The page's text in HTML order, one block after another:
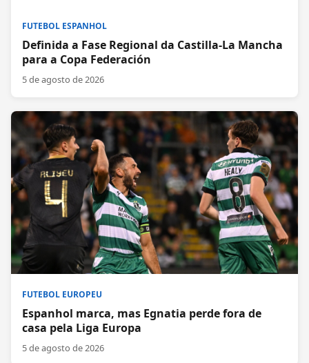
FUTEBOL ESPANHOL
Definida a Fase Regional da Castilla-La Mancha
para a Copa Federación
5 de agosto de 2026
FUTEBOL EUROPEU
Espanhol marca, mas Egnatia perde fora de
casa pela Liga Europa
5 de agosto de 2026